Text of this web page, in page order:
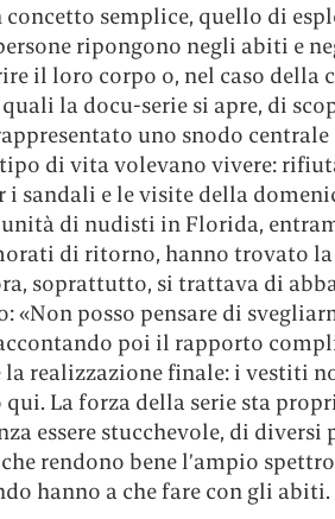
semplice, quello di
ripongono negli abiti e
il loro corpo o, nel caso della
la docu-serie si apre, di
uno snodo
di vita volevano vivere:
i sandali e le visite della
di nudisti in Florida,
di ritorno, hanno trovato
soprattutto, si trattava di
«Non posso pensare di
poi il rapporto
la realizzazione finale: i vestiti
La forza della serie sta
essere stucchevole, di
rendono bene l’ampio
hanno a che fare con gli abiti.